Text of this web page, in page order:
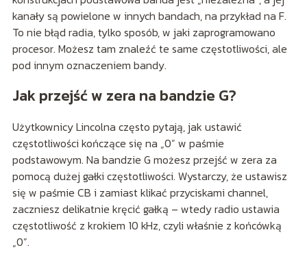
kanały są powielone w innych bandach, na przykład na F.
To nie błąd radia, tylko sposób, w jaki zaprogramowano
procesor. Możesz tam znaleźć te same częstotliwości, ale
pod innym oznaczeniem bandy.
Jak przejść w zera na bandzie G?
Użytkownicy Lincolna często pytają, jak ustawić
częstotliwości kończące się na „0” w paśmie
podstawowym. Na bandzie G możesz przejść w zera za
pomocą dużej gałki częstotliwości. Wystarczy, że ustawisz
się w paśmie CB i zamiast klikać przyciskami channel,
zaczniesz delikatnie kręcić gałką – wtedy radio ustawia
częstotliwość z krokiem 10 kHz, czyli właśnie z końcówką
„0”.